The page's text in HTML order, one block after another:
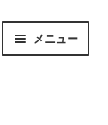
メニュー